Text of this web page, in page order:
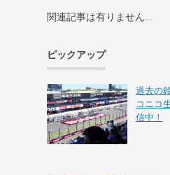
関連記事は有りません...
ピックアップ
過去の
コニコ
信中！